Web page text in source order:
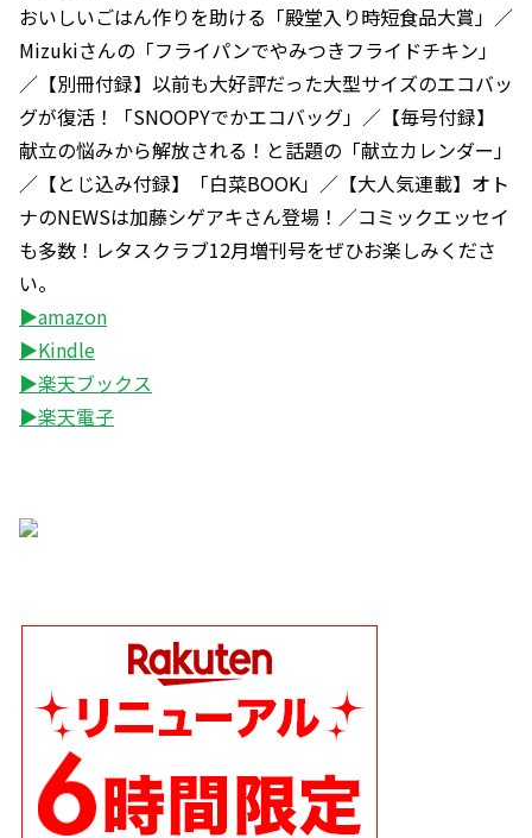
おいしいごはん作りを助ける「殿堂入り時短食品大賞」／
Mizukiさんの「フライパンでやみつきフライドチキン」
／【別冊付録】以前も大好評だった大型サイズのエコバッ
グが復活！「SNOOPYでかエコバッグ」／【毎号付録】
献立の悩みから解放される！と話題の「献立カレンダー」
／【とじ込み付録】「白菜BOOK」／【大人気連載】オト
ナのNEWSは加藤シゲアキさん登場！／コミックエッセイ
も多数！レタスクラブ12月増刊号をぜひお楽しみくださ
い。
▶amazon
▶Kindle
▶楽天ブックス
▶楽天電子